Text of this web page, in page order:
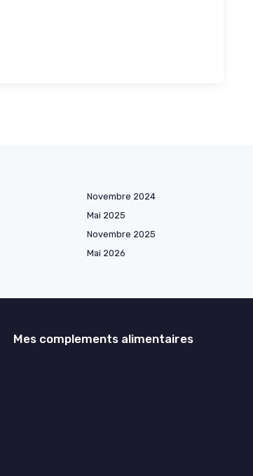
Novembre 2024
Mai 2025
Novembre 2025
Mai 2026
Mes complements alimentaires